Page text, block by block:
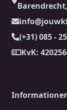
(+31) 085 -
KvK: